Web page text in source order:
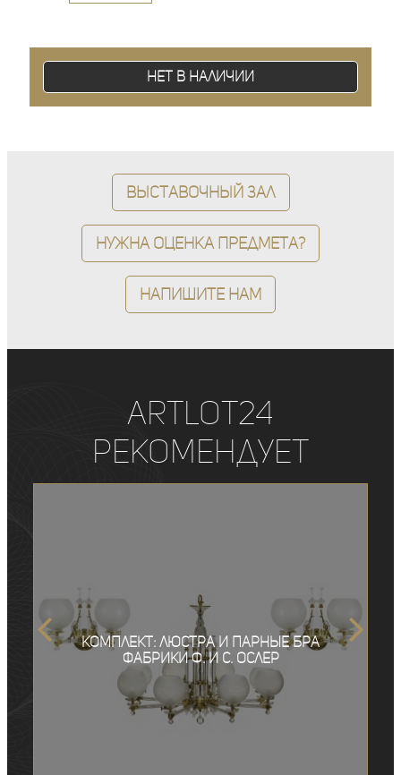
Нет в наличии
Выставочный зал
Нужна оценка предмета?
Напишите нам
ArtLot24
рекомендует
Комплект: люстра и парные бра
фабрики Ф. и С. Ослер